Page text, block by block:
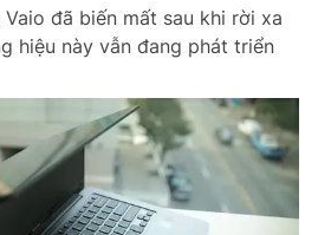
đã biến mất sau khi rời xa
hiệu này vẫn đang phát triển